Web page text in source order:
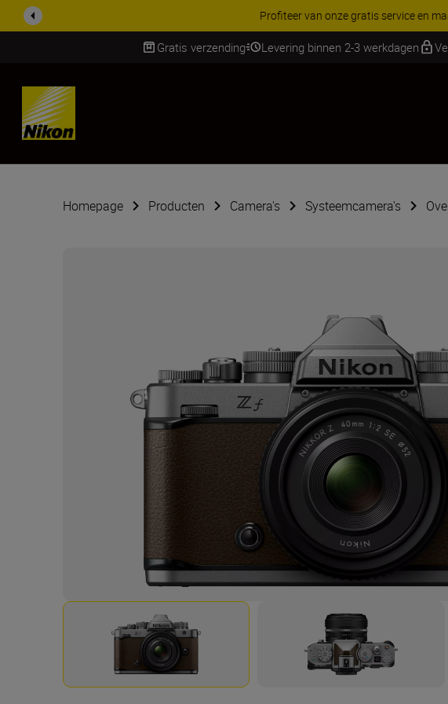
KORTING OP ACCESSOIRES |
Gratis verzending Levering binnen 2-3 werkdagen
SKIP
Homepage Producten Camera's Systeemcamera's